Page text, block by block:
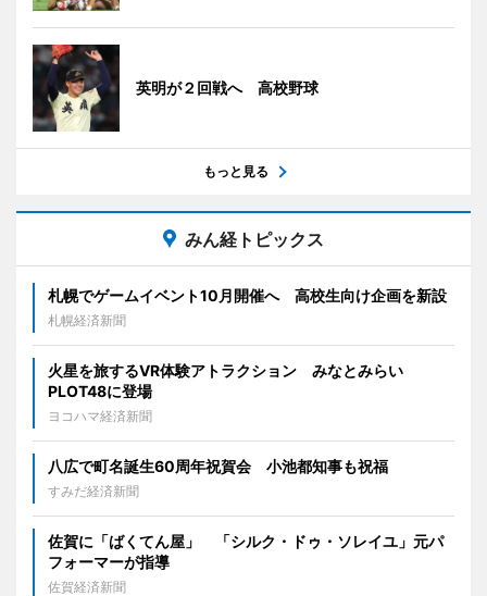
英明が２回戦へ 高校野球
もっと見る
みん経トピックス
札幌でゲームイベント10月開催へ 高校生向け企画を新設
札幌経済新聞
火星を旅するVR体験アトラクション みなとみらい
PLOT48に登場
ヨコハマ経済新聞
八広で町名誕生60周年祝賀会 小池都知事も祝福
すみだ経済新聞
佐賀に「ばくてん屋」 「シルク・ドゥ・ソレイユ」元パ
フォーマーが指導
佐賀経済新聞